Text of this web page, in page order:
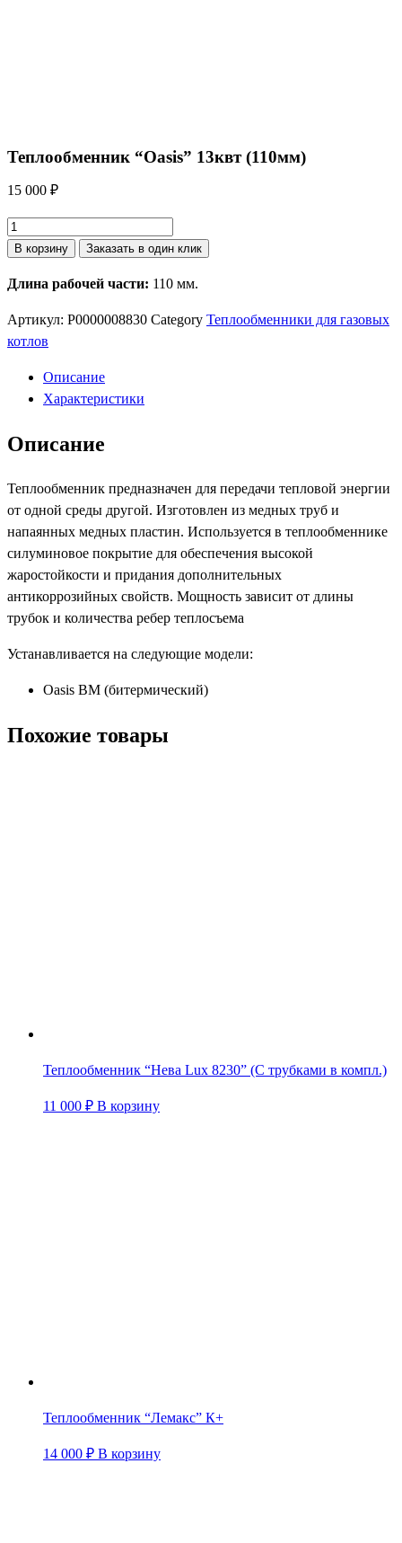
Теплообменник “Oasis” 13квт (110мм)
15 000 ₽
Количество
товара
"Oasis"
13квт
В корзину Заказать в один клик
Длина рабочей части: 110 мм.
Артикул: P0000008830 Category Теплообменники для газовых
котлов
Описание
Характеристики
Описание
Теплообменник предназначен для передачи тепловой энергии
от одной среды другой. Изготовлен из медных труб и
напаянных медных пластин. Используется в теплообменнике
силуминовое покрытие для обеспечения высокой
жаростойкости и придания дополнительных
антикоррозийных свойств. Мощность зависит от длины
трубок и количества ребер теплосъема
Устанавливается на следующие модели:
Oasis BM (битермический)
Похожие товары
Теплообменник “Нева Lux 8230” (С трубками в компл.)
11 000 ₽ В корзину
Теплообменник “Лемакс” К+
14 000 ₽ В корзину